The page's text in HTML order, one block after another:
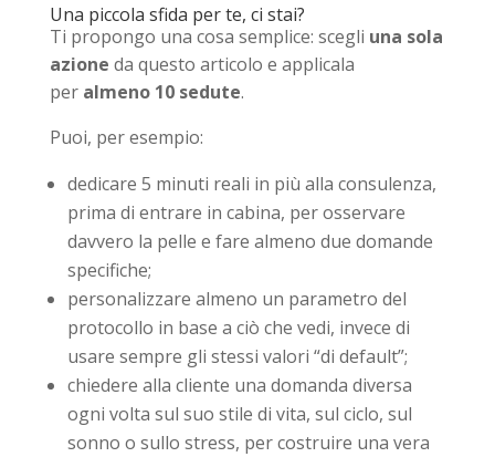
Una piccola sfida per te, ci stai?
Ti propongo una cosa semplice: scegli una sola
azione da questo articolo e applicala
per almeno 10 sedute.
Puoi, per esempio:
dedicare 5 minuti reali in più alla consulenza,
prima di entrare in cabina, per osservare
davvero la pelle e fare almeno due domande
specifiche;
personalizzare almeno un parametro del
protocollo in base a ciò che vedi, invece di
usare sempre gli stessi valori “di default”;
chiedere alla cliente una domanda diversa
ogni volta sul suo stile di vita, sul ciclo, sul
sonno o sullo stress, per costruire una vera